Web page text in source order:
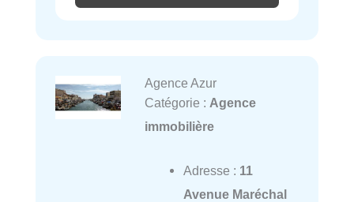
Agence Azur
Catégorie : Agence
immobilière
Adresse : 11
Avenue Maréchal